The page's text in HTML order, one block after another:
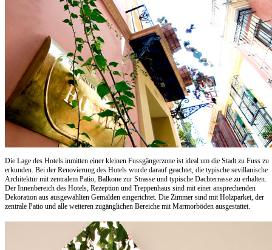
Die Lage des Hotels inmitten einer kleinen Fussgängerzone ist ideal um die Stadt zu Fuss zu
erkunden. Bei der Renovierung des Hotels wurde darauf geachtet, die typische sevillanische
Architektur mit zentralem Patio, Balkone zur Strasse und typische Dachterrasse zu erhalten.
Der Innenbereich des Hotels, Rezeption und Treppenhaus sind mit einer ansprechenden
Dekoration aus ausgewählten Gemälden eingerichtet. Die Zimmer sind mit Holzparket, der
zentrale Patio und alle weiteren zugänglichen Bereiche mit Marmorböden ausgestattet.